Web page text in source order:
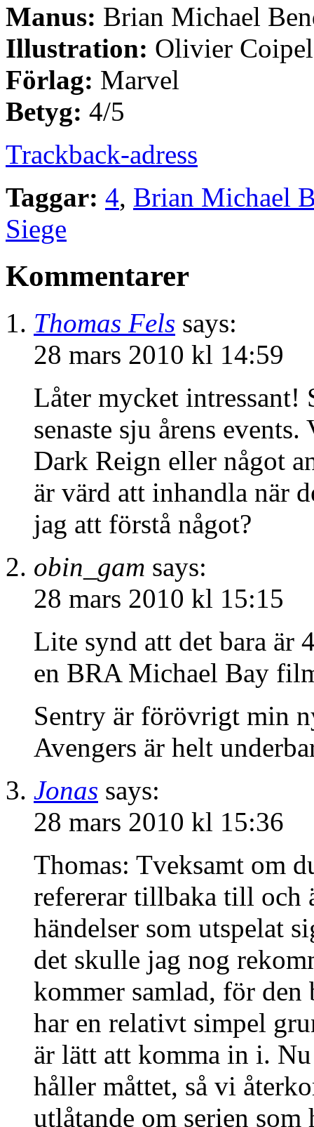
Manus: Brian Michael
Illustration: Olivier Coipel
Förlag: Marvel
Betyg: 4/5
Trackback-adress
Taggar: 4, Brian Michael
Siege
Kommentarer
Thomas Fels says:
28 mars 2010 kl 14:59
Låter mycket intressant!
senaste sju årens
Dark Reign eller något
är värd att inhandla när
jag att förstå något?
obin_gam says:
28 mars 2010 kl 15:15
Lite synd att det bara är
en BRA Michael Bay
Sentry är förövrigt min
Avengers är helt
Jonas says:
28 mars 2010 kl 15:36
Thomas: Tveksamt om
refererar tillbaka till och
händelser som utspelat
det skulle jag nog
kommer samlad, för
har en relativt simpel
är lätt att komma in i.
håller måttet, så vi
utlåtande om serien som